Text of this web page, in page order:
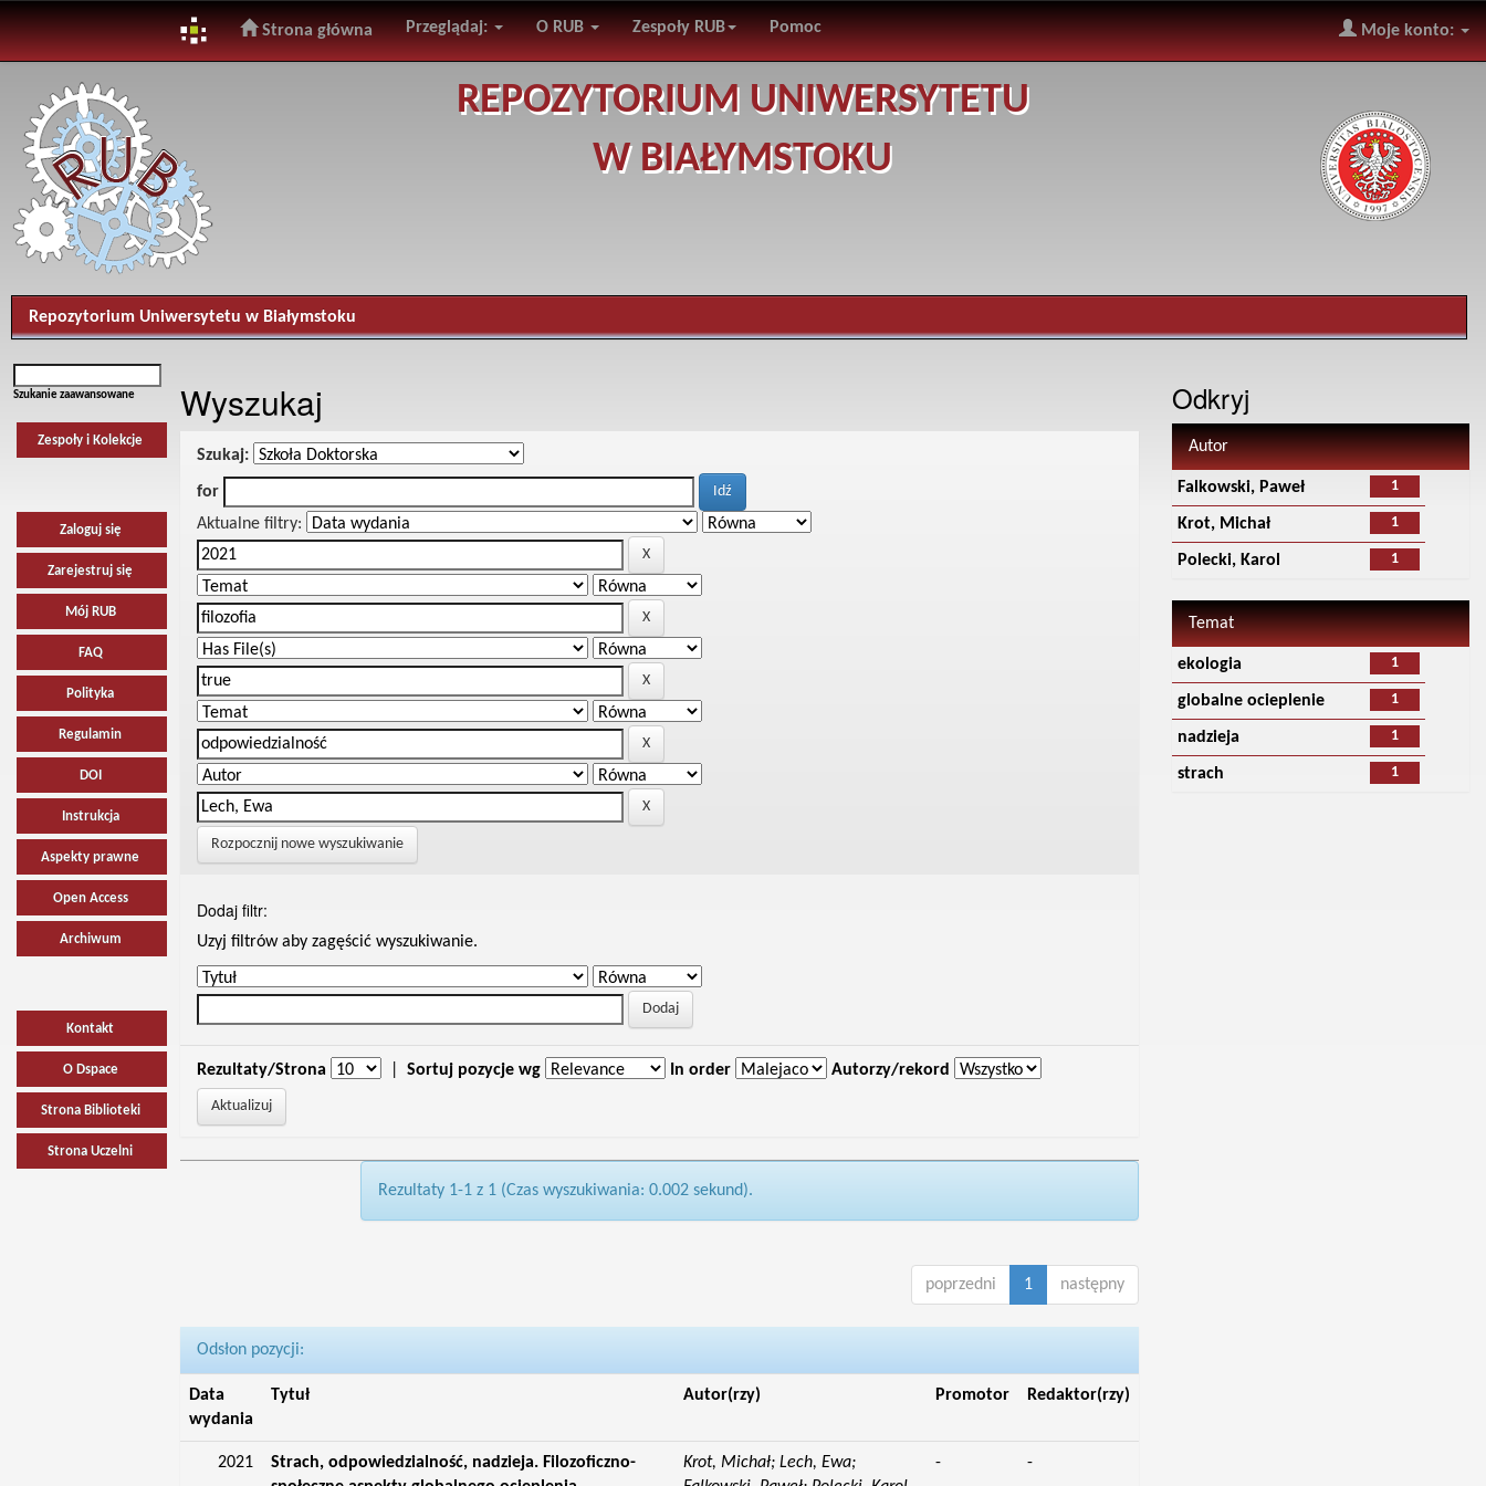
navigation
Strona główna Przeglądaj: O RUB Zespoły RUB Pomoc Moje konto:
REPOZYTORIUM UNIWERSYTETU
W BIAŁYMSTOKU
Repozytorium Uniwersytetu w Białymstoku
Szukanie zaawansowane
Zespoły i Kolekcje
Zaloguj się
Zarejestruj się
Mój RUB
FAQ
Polityka
Regulamin
DOI
Instrukcja
Aspekty prawne
Open Access
Archiwum
Kontakt
O Dspace
Strona Biblioteki
Strona Uczelni
Wyszukaj
Szukaj:
for
Aktualne filtry:
Rozpocznij nowe wyszukiwanie
Dodaj filtr:
Uzyj filtrów aby zagęścić wyszukiwanie.
Rezultaty/Strona Sortuj pozycje wg In order Autorzy/rekord
Rezultaty 1-1 z 1 (Czas wyszukiwania: 0.002 sekund).
poprzedni 1 następny
Odsłon pozycji:
Data
wydania
Tytuł Autor(rzy) Promotor Redaktor(rzy)
2021
Strach, odpowiedzialność, nadzieja. Filozoficzno-
Krot, Michał; Lech, Ewa;
- -
Odkryj
Autor
1
Falkowski, Paweł
1
Krot, Michał
1
Polecki, Karol
Temat
1
ekologia
1
globalne ocieplenie
1
nadzieja
1
strach